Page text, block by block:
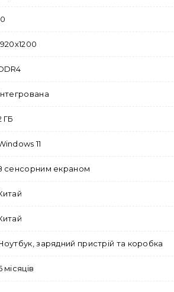
ГБ
11
сенсорним екраном
зарядний пристрій та коробка
місяців